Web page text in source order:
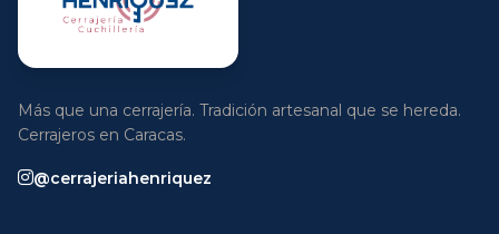
Más que una cerrajería. Tradición artesanal que se hereda.
Cerrajeros en Caracas.
@cerrajeriahenriquez